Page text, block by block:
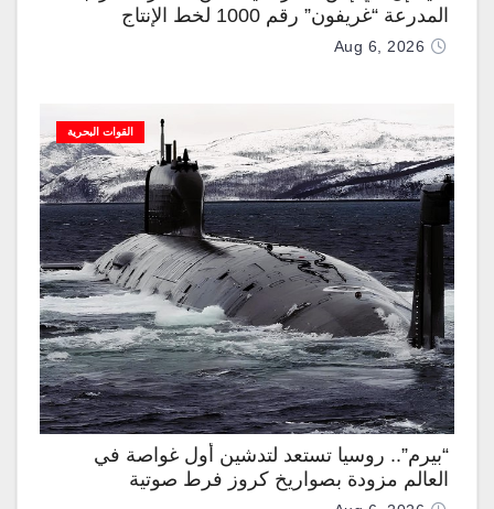
المدرعة “غريفون” رقم 1000 لخط الإنتاج
Aug 6, 2026
القوات البحرية
“بيرم”.. روسيا تستعد لتدشين أول غواصة في
العالم مزودة بصواريخ كروز فرط صوتية